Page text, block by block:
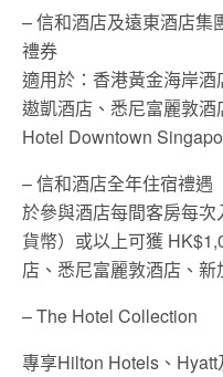
– 信和酒店及遠東酒店集
禮券
適用於：香港黃金海岸
遨凱酒店、悉尼富麗敦
Hotel Downtown
– 信和酒店全年住宿禮遇
於參與酒店每間客房每
貨幣）或以上可獲
店、悉尼富麗敦酒店、
– The Hotel Collection
專享Hilton Hotels、